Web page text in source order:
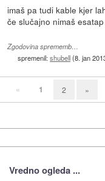
imaš pa tudi kable kjer
če slučajno nimaš
Zgodovina sprememb…
spremenil:shubell(8. jan
« 1 2 »
Vredno ogleda ...